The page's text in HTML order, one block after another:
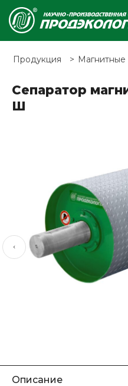
Продукция Магнитные
Сепаратор
Ш
Описание